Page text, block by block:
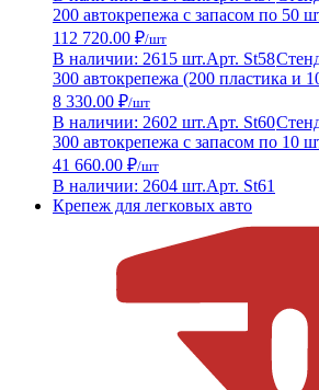
200 автокрепежа с запасом по 50
112 720.00 ₽/шт
В наличии: 2615 шт.Арт. St58
300 автокрепежа (200 пластика и
8 330.00 ₽/шт
В наличии: 2602 шт.Арт. St60
300 автокрепежа с запасом по 10
41 660.00 ₽/шт
В наличии: 2604 шт.Арт. St61
Крепеж для легковых авто